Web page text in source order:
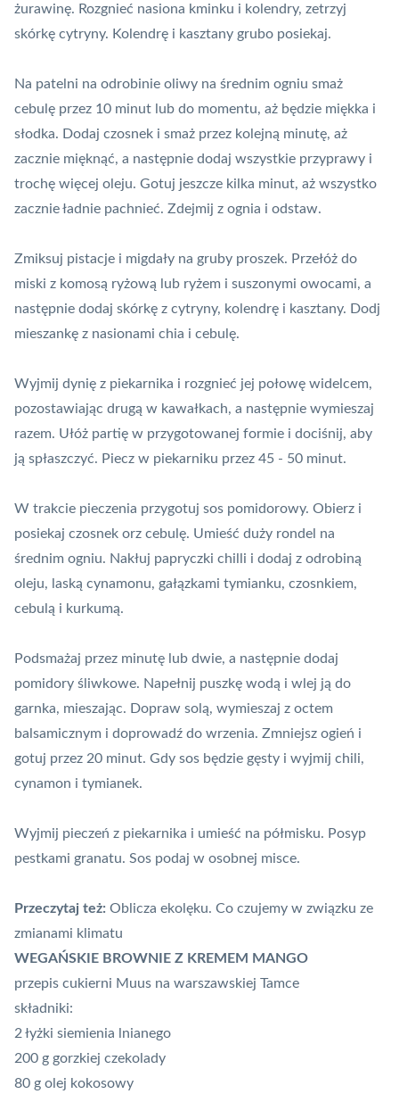
żurawinę. Rozgnieć nasiona kminku i kolendry, zetrzyj
skórkę cytryny. Kolendrę i kasztany grubo posiekaj.
Na patelni na odrobinie oliwy na średnim ogniu smaż
cebulę przez 10 minut lub do momentu, aż będzie miękka i
słodka. Dodaj czosnek i smaż przez kolejną minutę, aż
zacznie mięknąć, a następnie dodaj wszystkie przyprawy i
trochę więcej oleju. Gotuj jeszcze kilka minut, aż wszystko
zacznie ładnie pachnieć. Zdejmij z ognia i odstaw.
Zmiksuj pistacje i migdały na gruby proszek. Przełóż do
miski z komosą ryżową lub ryżem i suszonymi owocami, a
następnie dodaj skórkę z cytryny, kolendrę i kasztany. Dodj
mieszankę z nasionami chia i cebulę.
Wyjmij dynię z piekarnika i rozgnieć jej połowę widelcem,
pozostawiając drugą w kawałkach, a następnie wymieszaj
razem. Ułóż partię w przygotowanej formie i dociśnij, aby
ją spłaszczyć. Piecz w piekarniku przez 45 - 50 minut.
W trakcie pieczenia przygotuj sos pomidorowy. Obierz i
posiekaj czosnek orz cebulę. Umieść duży rondel na
średnim ogniu. Nakłuj papryczki chilli i dodaj z odrobiną
oleju, laską cynamonu, gałązkami tymianku, czosnkiem,
cebulą i kurkumą.
Podsmażaj przez minutę lub dwie, a następnie dodaj
pomidory śliwkowe. Napełnij puszkę wodą i wlej ją do
garnka, mieszając. Dopraw solą, wymieszaj z octem
balsamicznym i doprowadź do wrzenia. Zmniejsz ogień i
gotuj przez 20 minut. Gdy sos będzie gęsty i wyjmij chili,
cynamon i tymianek.
Wyjmij pieczeń z piekarnika i umieść na półmisku. Posyp
pestkami granatu. Sos podaj w osobnej misce.
Przeczytaj też: Oblicza ekolęku. Co czujemy w związku ze
zmianami klimatu
WEGAŃSKIE BROWNIE Z KREMEM MANGO
przepis cukierni Muus na warszawskiej Tamce
składniki:
2 łyżki siemienia lnianego
200 g gorzkiej czekolady
80 g olej kokosowy